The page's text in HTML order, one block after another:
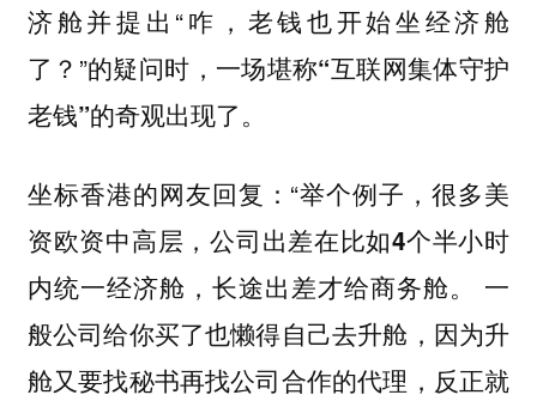
济舱并提出“咋，老钱也开始坐经济舱
了？”的疑问时， 一场堪称“互联网集体守护
老钱”的奇观出现了。
坐标香港的网友回复：“举个例子，很多美
资欧资中高层，公司出差在比如4个半小时
内统一经济舱，长途出差才给商务舱。 一
般公司给你买了也懒得自己去升舱，因为升
舱又要找秘书再找公司合作的代理，反正就